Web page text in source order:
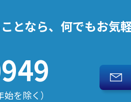
となら、 何でもお気
を除く）